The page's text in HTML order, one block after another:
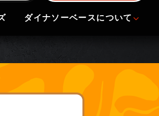
ダイナソーベースについて